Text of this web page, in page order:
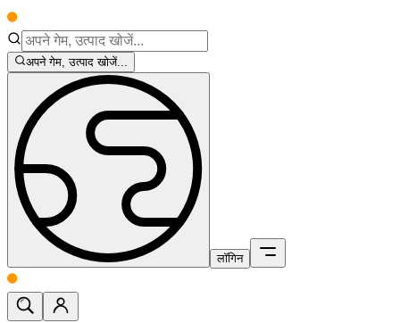
अपने गेम, उत्पाद खोजें...
लॉगिन